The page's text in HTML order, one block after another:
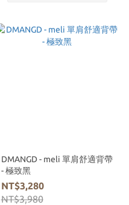
DMANGD - meli 單肩舒適背帶
- 極致黑
NT$3,280
NT$3,980